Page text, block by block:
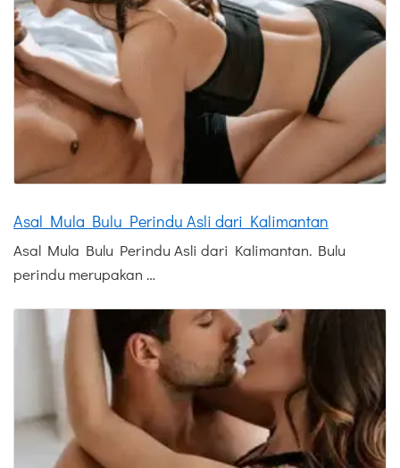
Asal Mula Bulu Perindu Asli dari Kalimantan
Asal Mula Bulu Perindu Asli dari Kalimantan. Bulu
perindu merupakan …